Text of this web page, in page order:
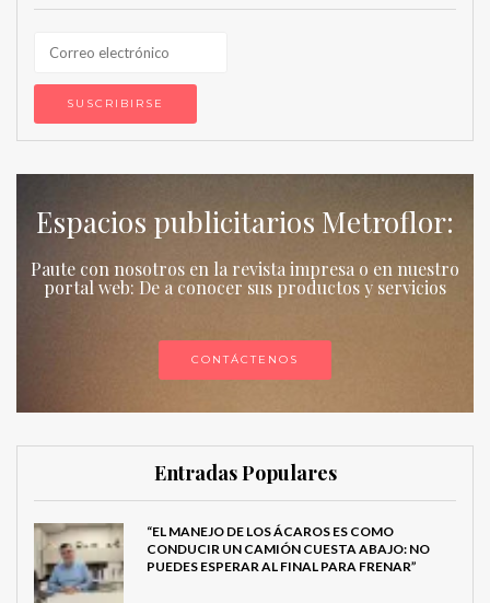
Espacios publicitarios Metroflor:
Paute con nosotros en la revista impresa o en nuestro
portal web: De a conocer sus productos y servicios
CONTÁCTENOS
Entradas Populares
“EL MANEJO DE LOS ÁCAROS ES COMO
CONDUCIR UN CAMIÓN CUESTA ABAJO: NO
PUEDES ESPERAR AL FINAL PARA FRENAR”